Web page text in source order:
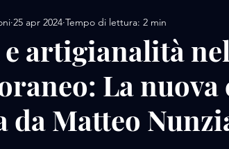
/ DESIGN AMORE / MOTORS
AMORE/ MOVIE AMORE / PERFUME
/ FOOD AMORE / LUXURY
e artigianalità
La nuova
da Matteo
25 apr 2024 Tempo di lettura: 2 min
su 5.